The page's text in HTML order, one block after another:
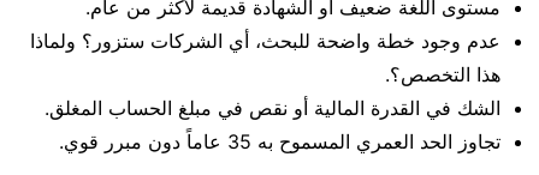
مستوى اللغة ضعيف أو الشهادة قديمة لأكثر من عام.
عدم وجود خطة واضحة للبحث، أي الشركات ستزور؟ ولماذا
هذا التخصص؟.
الشك في القدرة المالية أو نقص في مبلغ الحساب المغلق.
تجاوز الحد العمري المسموح به 35 عاماً دون مبرر قوي.